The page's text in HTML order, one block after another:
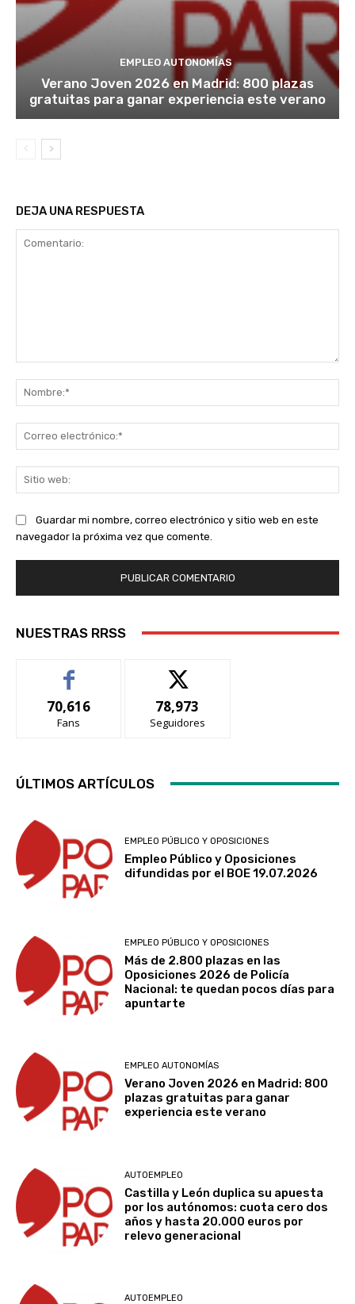
EMPLEO AUTONOMÍAS
Verano Joven 2026 en Madrid: 800 plazas
gratuitas para ganar experiencia este verano
DEJA UNA RESPUESTA
Guardar mi nombre, correo electrónico y sitio web en este
navegador la próxima vez que comente.
NUESTRAS RRSS
70,616
Fans
78,973
Seguidores
ÚLTIMOS ARTÍCULOS
EMPLEO PÚBLICO Y OPOSICIONES
Empleo Público y Oposiciones
difundidas por el BOE 19.07.2026
EMPLEO PÚBLICO Y OPOSICIONES
Más de 2.800 plazas en las
Oposiciones 2026 de Policía
Nacional: te quedan pocos días para
apuntarte
EMPLEO AUTONOMÍAS
Verano Joven 2026 en Madrid: 800
plazas gratuitas para ganar
experiencia este verano
AUTOEMPLEO
Castilla y León duplica su apuesta
por los autónomos: cuota cero dos
años y hasta 20.000 euros por
relevo generacional
AUTOEMPLEO